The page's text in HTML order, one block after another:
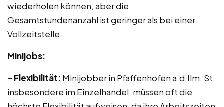
wiederholen können, aber die
Gesamtstundenanzahl ist geringer als bei einer
Vollzeitstelle.
Minijobs:
– Flexibilität: Minijobber in Pfaffenhofen a.d.Ilm, St,
insbesondere im Einzelhandel, müssen oft die